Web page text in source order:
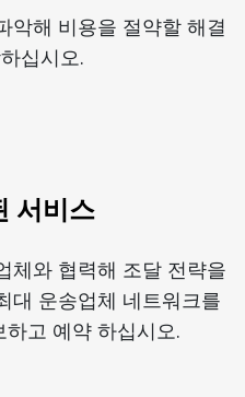
악해 비용을 절약할 해결
십시오.
서비스
체와 협력해 조달 전략을
대 운송업체 네트워크를
고 예약 하십시오.